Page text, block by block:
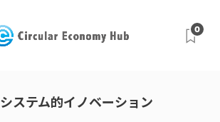
0
システム的イノベーション